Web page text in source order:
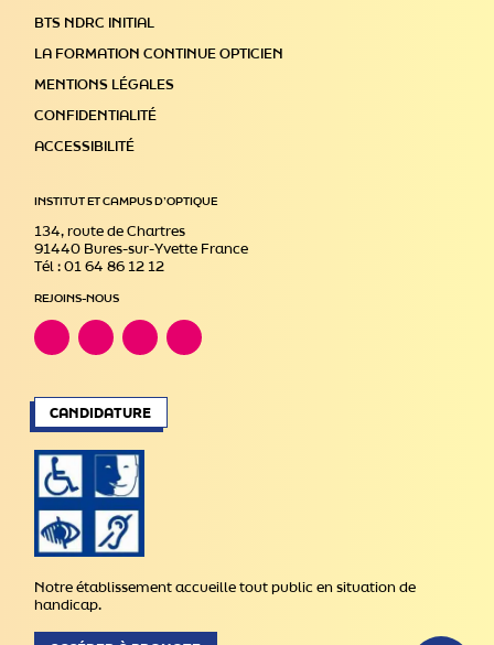
BTS NDRC INITIAL
LA FORMATION CONTINUE OPTICIEN
MENTIONS LÉGALES
CONFIDENTIALITÉ
ACCESSIBILITÉ
INSTITUT ET CAMPUS D’OPTIQUE
134, route de Chartres
91440 Bures-sur-Yvette France
Tél : 01 64 86 12 12
REJOINS-NOUS
CANDIDATURE
Notre établissement accueille tout public en situation de
handicap.